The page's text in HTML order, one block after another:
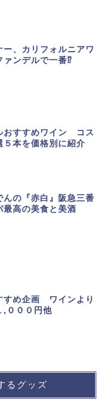
ー、カリフォルニアワ
ァンデルで一番⁉
おすすめワイン コス
５本を価格別に紹介
んの『赤白』阪急三番
高の美食と美酒
すめ企画 ワインより
,０００円他
るグッズ